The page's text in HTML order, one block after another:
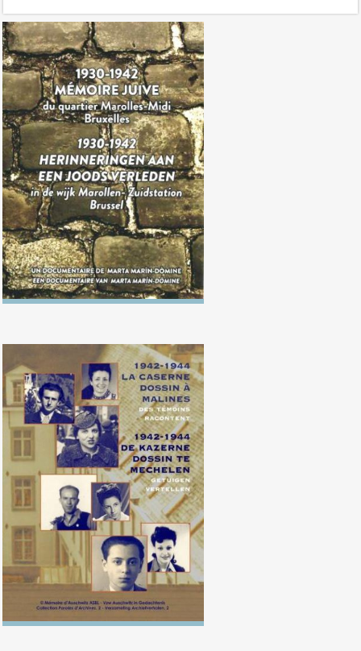
1930-1942. Herinneringen aan een
joods verleden in de wijk
Marollen-Zuidstation. Brussel
1942-1944. De Kazerne Dossin te
Mechelen